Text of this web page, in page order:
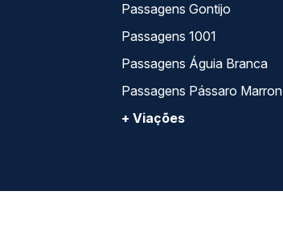
Passagens Gontijo
Passagens 1001
Passagens Águia Branca
Passagens Pássaro Marron
+ Viações